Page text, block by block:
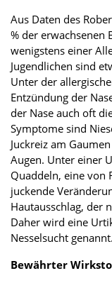
Aus Daten des
% der erwachsenen
wenigstens einer
Jugendlichen sind
Unter der
Entzündung der
der Nase auch oft
Symptome sind
Juckreiz am
Augen. Unter einer
Quaddeln, eine von
juckende
Hautausschlag, der
Daher wird eine
Nesselsucht genannt.
Bewährter